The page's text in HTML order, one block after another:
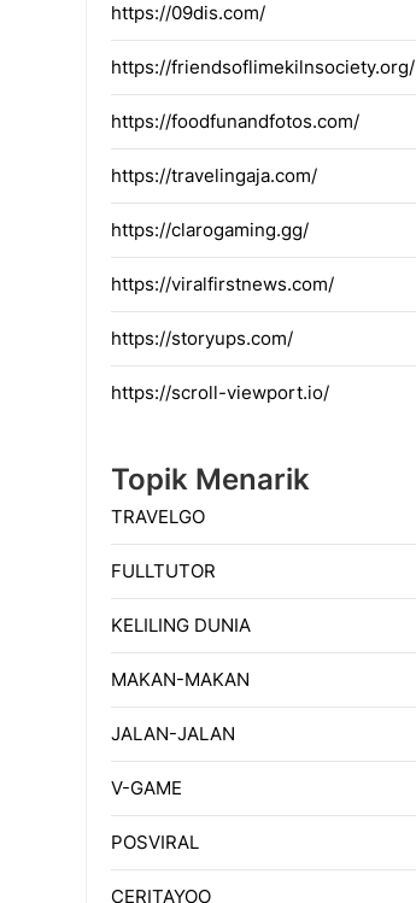
https://09dis.com/
https://friendsoflimekilnsociety.org/
https://foodfunandfotos.com/
https://travelingaja.com/
https://clarogaming.gg/
https://viralfirstnews.com/
https://storyups.com/
https://scroll-viewport.io/
Topik Menarik
TRAVELGO
FULLTUTOR
KELILING DUNIA
MAKAN-MAKAN
JALAN-JALAN
V-GAME
POSVIRAL
CERITAYOO